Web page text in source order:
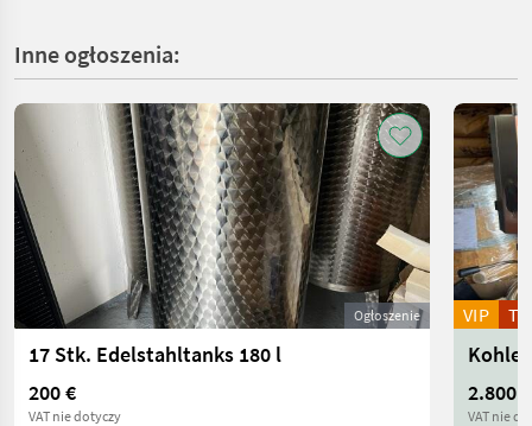
Inne ogłoszenia:
Ogłoszenie
17 Stk. Edelstahltanks 180 l
200 €
VAT nie dotyczy
VIP
2.800 €
VAT nie